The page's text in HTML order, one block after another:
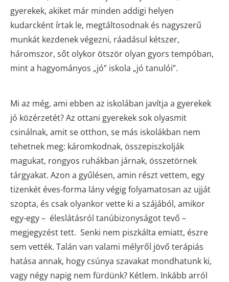
gyerekek, akiket már minden addigi helyen
kudarcként írtak le, megtáltosodnak és nagyszerű
munkát kezdenek végezni, ráadásul kétszer,
háromszor, sőt olykor ötször olyan gyors tempóban,
mint a hagyományos „jó” iskola „jó tanulói”.
Mi az még, ami ebben az iskolában javítja a gyerekek
jó közérzetét? Az ottani gyerekek sok olyasmit
csinálnak, amit se otthon, se más iskolákban nem
tehetnek meg: káromkodnak, összepiszkolják
magukat, rongyos ruhákban járnak, összetörnek
tárgyakat. Azon a gyűlésen, amin részt vettem, egy
tizenkét éves-forma lány végig folyamatosan az ujját
szopta, és csak olyankor vette ki a szájából, amikor
egy-egy – éleslátásról tanúbizonyságot tevő –
megjegyzést tett. Senki nem piszkálta emiatt, észre
sem vették. Talán van valami mélyről jövő terápiás
hatása annak, hogy csúnya szavakat mondhatunk ki,
vagy négy napig nem fürdünk? Kétlem. Inkább arról